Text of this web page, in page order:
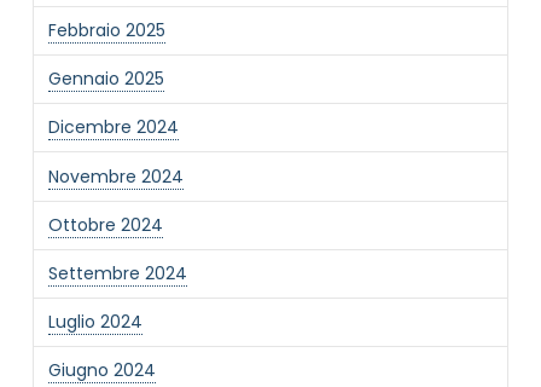
Febbraio 2025
Gennaio 2025
Dicembre 2024
Novembre 2024
Ottobre 2024
Settembre 2024
Luglio 2024
Giugno 2024